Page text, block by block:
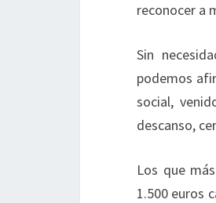
reconocer a
Sin
podemos
social,
descanso,
Los que
1.500 euros